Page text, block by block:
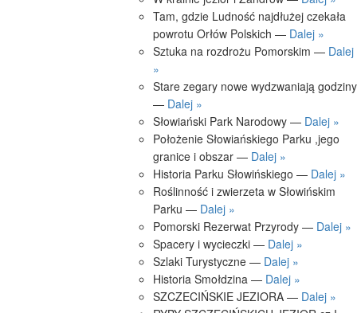
Tam, gdzie Ludność najdłużej czekała
powrotu Orłów Polskich — Dalej »
Sztuka na rozdrożu Pomorskim — Dalej
»
Stare zegary nowe wydzwaniają godziny
— Dalej »
Słowiański Park Narodowy — Dalej »
Położenie Słowiańskiego Parku ,jego
granice i obszar — Dalej »
Historia Parku Słowińskiego — Dalej »
Roślinność i zwierzeta w Słowińskim
Parku — Dalej »
Pomorski Rezerwat Przyrody — Dalej »
Spacery i wycieczki — Dalej »
Szlaki Turystyczne — Dalej »
Historia Smołdzina — Dalej »
SZCZECIŃSKIE JEZIORA — Dalej »